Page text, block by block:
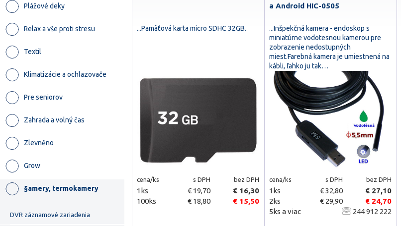
Plážové deky
Relax a vše proti stresu
Textil
Klimatizácie a ochlazovače
Pre seniorov
Zahrada a volný čas
Zlevněno
Grow
§amery, termokamery
DVR záznamové zariadenia
...Pamäťová karta micro SDHC 32GB.
cena/ks s DPH bez DPH
1ks € 19,70
€ 16,30
100ks
€ 18,80 € 15,50
a Android HIC-0505
...Inšpekčná kamera - endoskop s
miniatúrne vodotesnou kamerou pre
zobrazenie nedostupných
miest.Farebná kamera je umiestnená na
kábli, ľahko ju tak…
cena/ks s DPH bez DPH
1ks € 32,80
€ 27,10
2ks
€ 29,90
€ 24,70
5ks a viac
244 912 222